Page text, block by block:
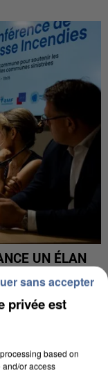
UN ÉLAN
privée est
based on
and/or access
sans accepter